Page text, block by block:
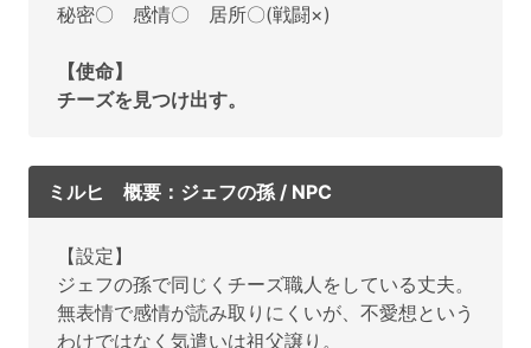
秘密〇 感情〇 居所〇(戦闘×)
【使命】
チーズを見つけ出す。
ミルヒ 概要：ジェフの孫 / NPC
【設定】
ジェフの孫で同じくチーズ職人をしている丈夫。
無表情で感情が読み取りにくいが、不愛想という
わけではなく気遣いは祖父譲り。